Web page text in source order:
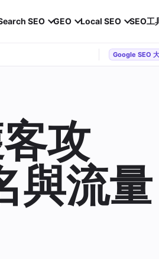
SEO GEO Local SEO SEO工
Google SEO
攻
與流量